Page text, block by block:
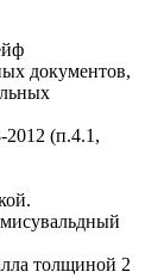
документов,
(п.4.1,
толщиной 2